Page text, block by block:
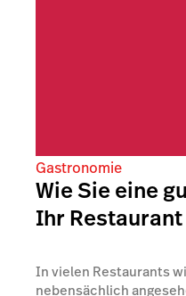
Gastronomie
Wie Sie eine
Ihr
In vielen Restaurants
nebensächlich